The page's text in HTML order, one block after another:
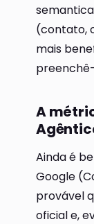
(contato,
mais
A
Ainda é
Google
provável
oficial e,